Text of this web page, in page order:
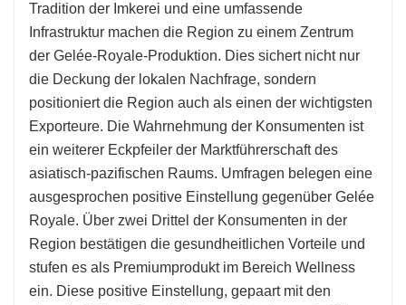
Tradition der Imkerei und eine umfassende
Infrastruktur machen die Region zu einem Zentrum
der Gelée-Royale-Produktion. Dies sichert nicht nur
die Deckung der lokalen Nachfrage, sondern
positioniert die Region auch als einen der wichtigsten
Exporteure. Die Wahrnehmung der Konsumenten ist
ein weiterer Eckpfeiler der Marktführerschaft des
asiatisch-pazifischen Raums. Umfragen belegen eine
ausgesprochen positive Einstellung gegenüber Gelée
Royale. Über zwei Drittel der Konsumenten in der
Region bestätigen die gesundheitlichen Vorteile und
stufen es als Premiumprodukt im Bereich Wellness
ein. Diese positive Einstellung, gepaart mit den